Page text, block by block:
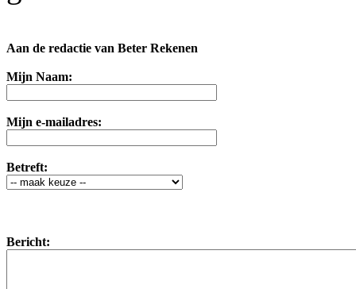
Aan de redactie van Beter Rekenen
Mijn Naam:
Mijn e-mailadres:
Betreft:
Bericht: